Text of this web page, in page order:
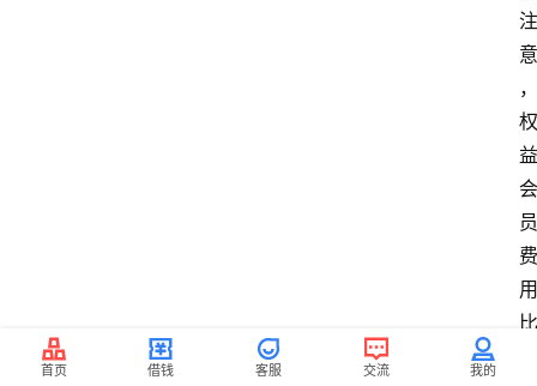
注
意
，
权
益
会
员
费
用
比
首页 借钱 客服 交流 我的